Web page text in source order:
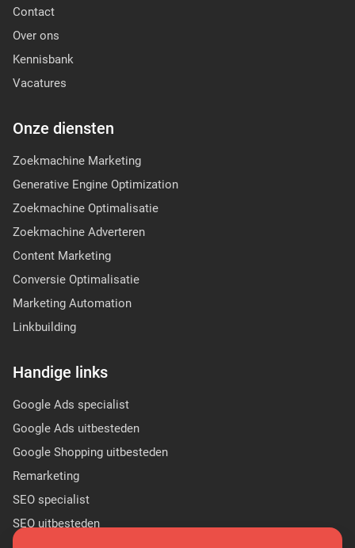
Contact
Over ons
Kennisbank
Vacatures
Onze diensten
Zoekmachine Marketing
Generative Engine Optimization
Zoekmachine Optimalisatie
Zoekmachine Adverteren
Content Marketing
Conversie Optimalisatie
Marketing Automation
Linkbuilding
Handige links
Google Ads specialist
Google Ads uitbesteden
Google Shopping uitbesteden
Remarketing
SEO specialist
SEO uitbesteden